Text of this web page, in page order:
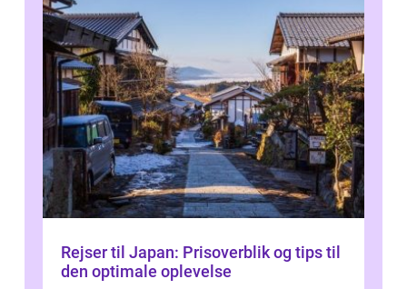
Rejser til Japan: Prisoverblik og tips til
den optimale oplevelse